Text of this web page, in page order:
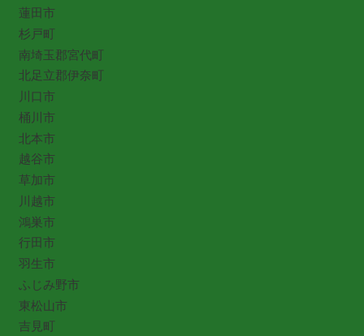
蓮田市
杉戸町
南埼玉郡宮代町
北足立郡伊奈町
川口市
桶川市
北本市
越谷市
草加市
川越市
鴻巣市
行田市
羽生市
ふじみ野市
東松山市
吉見町